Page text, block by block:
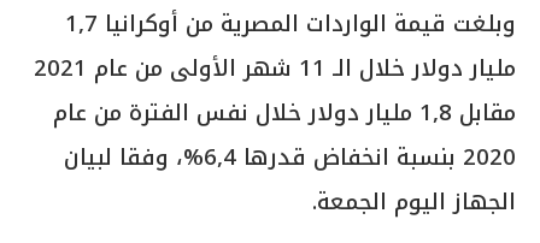
وبلغت قيمة الواردات المصرية من أوكرانيا 1,7
مليار دولار خلال الـ 11 شهر الأولى من عام 2021
مقابل 1,8 مليار دولار خلال نفس الفترة من عام
2020 بنسبة انخفاض قدرها 6,4%، وفقا لبيان
الجهاز اليوم الجمعة.